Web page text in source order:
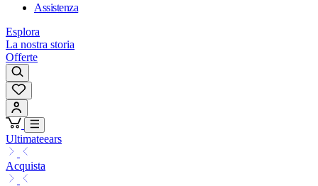
Assistenza
Esplora
La nostra storia
Offerte
Ultimateears
Acquista